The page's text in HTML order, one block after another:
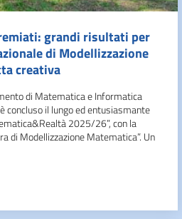
grandi risultati per
di Modellizzazione
creativa
di Matematica e Informatica
concluso il lungo ed entusiasmante
2025/26”, con la
di Modellizzazione Matematica”. Un